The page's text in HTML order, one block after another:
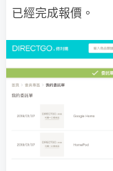
已經完成報價。